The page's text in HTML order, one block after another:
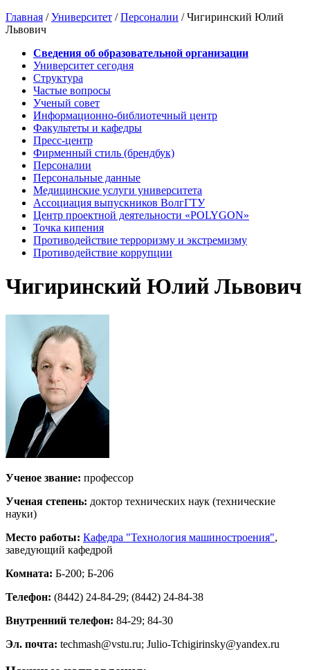
Главная /Университет /Персоналии / Чигиринский Юлий
Львович
Сведения об образовательной организации
Университет сегодня
Структура
Частые вопросы
Ученый совет
Информационно-библиотечный центр
Факультеты и кафедры
Пресс-центр
Фирменный стиль (брендбук)
Персоналии
Персональные данные
Медицинские услуги университета
Ассоциация выпускников ВолгГТУ
Центр проектной деятельности «POLYGON»
Точка кипения
Противодействие терроризму и экстремизму
Противодействие коррупции
Чигиринский Юлий Львович
Ученое звание: профессор
Ученая степень: доктор технических наук (технические
науки)
Место работы: Кафедра "Технология машиностроения",
заведующий кафедрой
Комната: Б-200; Б-206
Телефон: (8442) 24-84-29; (8442) 24-84-38
Внутренний телефон: 84-29; 84-30
Эл. почта: techmash@vstu.ru; Julio-Tchigirinsky@yandex.ru